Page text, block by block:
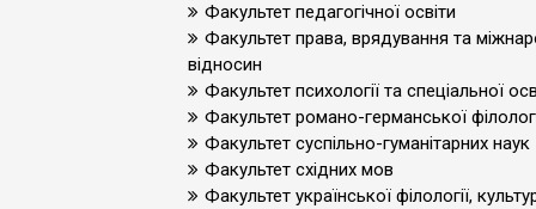
Факультет педагогічної освіти
Факультет права, врядування та
відносин
Факультет психології та спеціальної
Факультет романо-германської
Факультет суспільно-гуманітарних наук
Факультет східних мов
Факультет української філології,